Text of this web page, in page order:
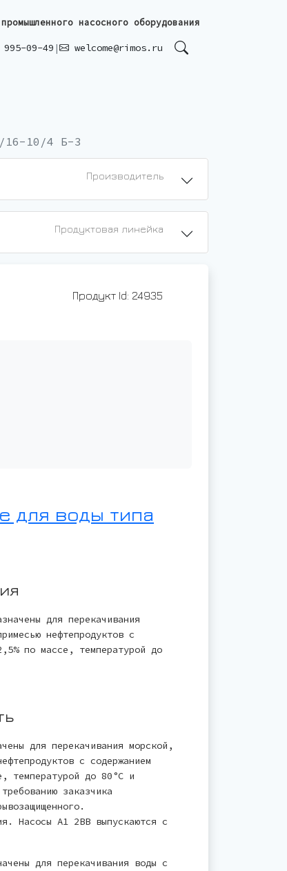
промышленного насосного оборудования
995-09-49 | welcome@rimos.ru
16-10/4 Б-3
Производитель
Продуктовая линейка
Продукт Id: 24935
для воды типа
для перекачивания
нефтепродуктов с
по массе, температурой до
для перекачивания морской,
с содержанием
температурой до 80°С и
заказчика
Насосы А1 2ВВ выпускаются с
для перекачивания воды с